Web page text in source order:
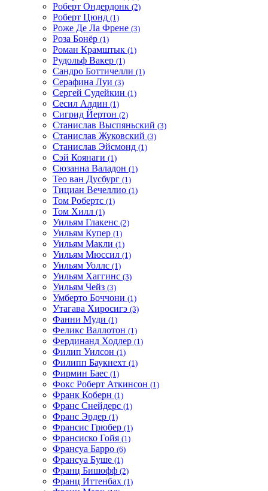
Роберт Ондердонк (2)
Роберт Цюнд (1)
Роже Де Ла Френе (3)
Роза Бонёр (1)
Роман Крамштык (1)
Рудольф Вакер (1)
Сандро Боттичелли (1)
Серафина Луи (3)
Сергей Судейкин (1)
Сесил Алдин (1)
Сигрид Йертон (2)
Станислав Выспяньский (3)
Станислав Жуковский (3)
Станислав Эйсмонд (1)
Сэй Коянаги (1)
Сюзанна Валадон (1)
Тео ван Дусбург (1)
Тициан Вечеллио (1)
Том Робертс (1)
Том Хилл (1)
Уильям Глакенс (2)
Уильям Купер (1)
Уильям Макли (1)
Уильям Мюссил (1)
Уильям Уоллс (1)
Уильям Хаггинс (3)
Уильям Чейз (3)
Умберто Боччони (1)
Утагава Хиросигэ (3)
Фанни Муди (1)
Феликс Валлотон (1)
Фердинанд Ходлер (1)
Филип Уилсон (1)
Филипп Баукнехт (1)
Фирмин Баес (1)
Фокс Роберт Аткинсон (1)
Франк Коберн (1)
Франс Снейдерс (1)
Франс Эрдер (1)
Франсис Грюбер (1)
Франсиско Гойя (1)
Франсуа Барро (6)
Франсуа Буше (1)
Франц Бишофф (2)
Франц Иттенбах (1)